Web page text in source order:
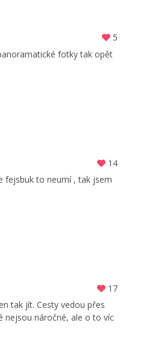
5
fotky tak opět
14
fejsbuk to neumí , tak jsem
17
tak jít. Cesty vedou přes
nejsou náročné, ale o to víc